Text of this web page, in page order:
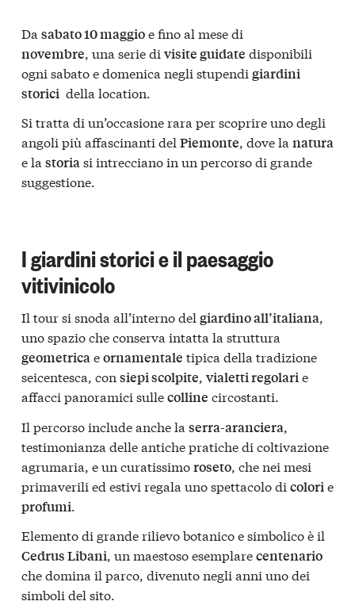
Da sabato 10 maggioe fino al mese di
novembre, una serie di visite guidate disponibili
ogni sabato e domenica negli stupendi giardini
storici della location.
Si tratta di un’occasione rara per scoprire uno degli
angoli più affascinanti del Piemonte, dove la natura
e la storiasi intrecciano in un percorso di grande
suggestione.
I giardini storici e il paesaggio
vitivinicolo
Il tour si snoda all’interno del giardino all’italiana,
uno spazio che conserva intatta la struttura
geometricaeornamentale tipica della tradizione
seicentesca, con siepi scolpite, vialetti regolarie
affacci panoramici sullecolline circostanti.
Il percorso include anche la serra-aranciera,
testimonianza delle antiche pratiche di coltivazione
agrumaria, e un curatissimoroseto, che nei mesi
primaverili ed estivi regala uno spettacolo di colorie
profumi.
Elemento di grande rilievo botanico e simbolico è il
Cedrus Libani, un maestoso esemplarecentenario
che domina il parco, divenuto negli anni uno dei
simboli del sito.